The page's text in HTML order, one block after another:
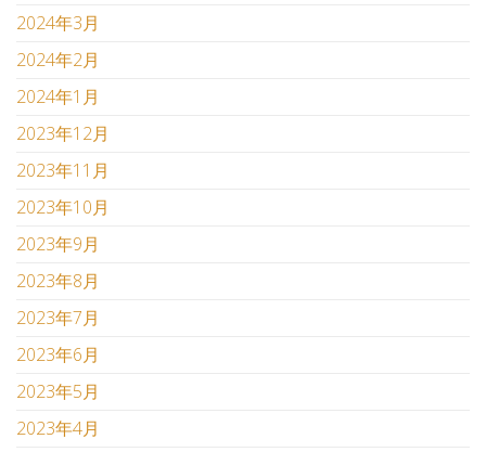
2024年3月
2024年2月
2024年1月
2023年12月
2023年11月
2023年10月
2023年9月
2023年8月
2023年7月
2023年6月
2023年5月
2023年4月